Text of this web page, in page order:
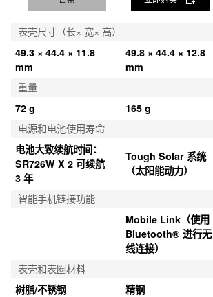
表壳尺寸（长× 宽× 高）
49.3 × 44.4 × 11.8
mm
49.8 × 44.4 × 12.8
mm
重量
72 g
165 g
电源和电池使用寿命
电池大致续航时间：
SR726W X 2 可续航
3 年
Tough Solar 系统
（太阳能动力）
智能手机链接功能
Mobile Link（使用
Bluetooth® 进行无
线连接）
表壳和表圈材料
树脂/不锈钢
精钢